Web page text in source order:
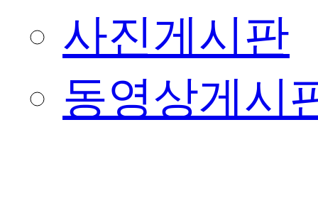
사진게시판
동영상게시